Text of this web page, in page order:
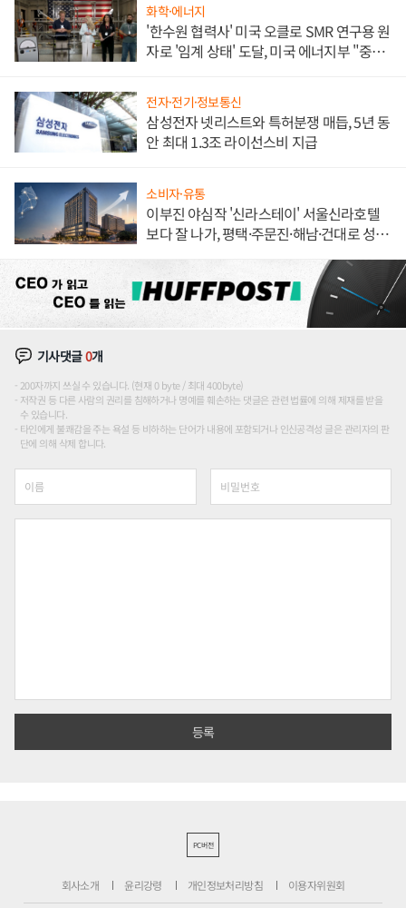
화학·에너지
'한수원 협력사' 미국 오클로 SMR 연구용 원
자로 '임계 상태' 도달, 미국 에너지부 "중요
전자·전기·정보통신
삼성전자 넷리스트와 특허분쟁 매듭, 5년 동
안 최대 1.3조 라이선스비 지급
소비자·유통
이부진 야심작 '신라스테이' 서울신라호텔
보다 잘 나가, 평택·주문진·해남·건대로 성
기사댓글0개
200자까지 쓰실 수 있습니다. (현재 0 byte / 최대 400byte)
저작권 등 다른 사람의 권리를 침해하거나 명예를 훼손하는 댓글은 관련 법률에 의해 제재를 받을
수 있습니다.
타인에게 불쾌감을 주는 욕설 등 비하하는 단어가 내용에 포함되거나 인신공격성 글은 관리자의 판
단에 의해 삭제 합니다.
PC버전
회사소개 윤리강령 개인정보처리방침 이용자위원회